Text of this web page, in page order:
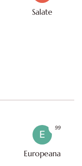
Salate
E
Europeana
99